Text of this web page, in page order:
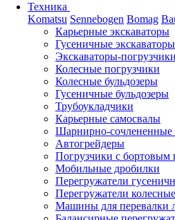
Техника
Komatsu Sennebogen Bomag
Карьерные экскаваторы
Гусеничные экскаваторы
Экскаваторы-погрузчики
Колесные погрузчики
Колесные бульдозеры
Гусеничные бульдозеры
Трубоукладчики
Карьерные самосвалы
Шарнирно-сочлененные
Автогрейдеры
Погрузчики с бортовым
Мобильные дробилки
Перегружатели
Перегружатели колесные
Машины для перевалки